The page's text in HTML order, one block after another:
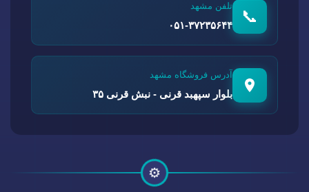
📞
تلفن مشهد
۰۵۱-۳۷۲۳۵۶۴۴
آدرس فروشگاه مشهد
بلوار سپهبد قرنی - نبش قرنی ۳۵
⚙️